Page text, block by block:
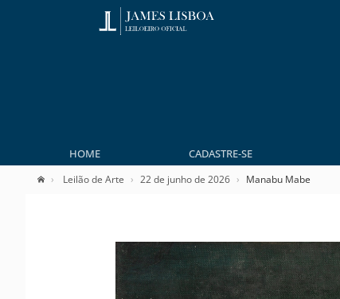
HOME CADASTRE-SE
Leilão de Arte 22 de junho de 2026 Manabu Mabe